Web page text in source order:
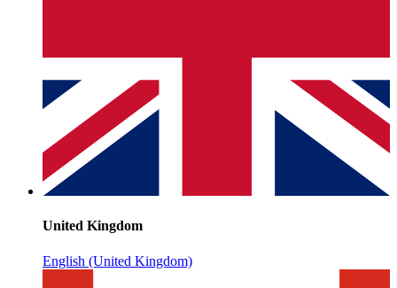
United Kingdom
English (United Kingdom)